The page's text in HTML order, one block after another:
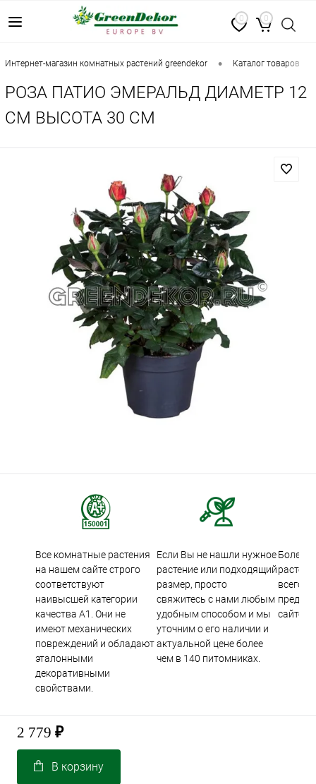
0 0
интернет-магазин комнатных растений greendekor • каталог товаров
РОЗА ПАТИО ЭМЕРАЛЬД ДИАМЕТР 12
СМ ВЫСОТА 30 СМ
Все комнатные растения
на нашем сайте строго
соответствуют
наивысшей категории
качества А1. Они не
имеют механических
повреждений и обладают
эталонными
декоративными
свойствами.
Если Вы не нашли нужное
растение или подходящий
размер, просто
свяжитесь с нами любым
удобным способом и мы
уточним о его наличии и
актуальной цене более
чем в 140 питомниках.
Более
всего
сайте.
2 779 ₽
В корзину